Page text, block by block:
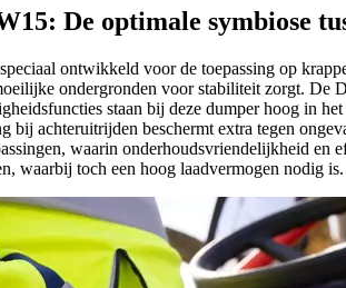
De optimale symbiose
ontwikkeld voor de toepassing op
ondergronden voor stabiliteit zorgt. De
staan bij deze dumper hoog in
bij achteruitrijden beschermt extra tegen
waarin onderhoudsvriendelijkheid en
waarbij toch een hoog laadvermogen nodig is.